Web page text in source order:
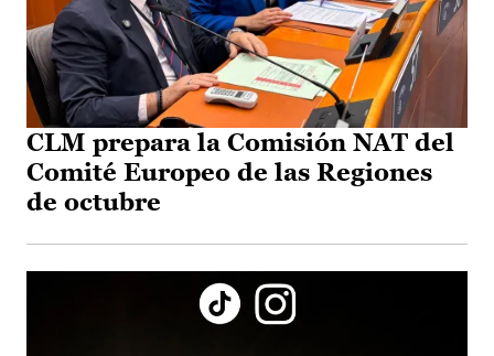
CLM prepara la Comisión NAT del
Comité Europeo de las Regiones
de octubre